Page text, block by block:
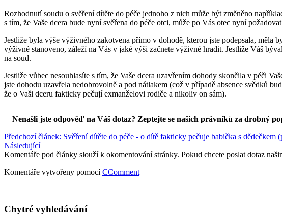
Rozhodnutí soudu o svěření dítěte do péče jednoho z nich může být změněno
s tím, že Vaše dcera bude nyní svěřena do péče otci, může po Vás otec nyní
Jestliže byla výše výživného zakotvena přímo v dohodě, kterou jste podepsala,
výživné stanoveno, záleží na Vás v jaké výši začnete výživné hradit. Jestliže Váš
na soud.
Jestliže vůbec nesouhlasíte s tím, že Vaše dcera uzavřením dohody skončila v péči
jste dohodu uzavřela nedobrovolně a pod nátlakem (což v případě absence svědků
že o Vaši dceru fakticky pečují exmanželovi rodiče a nikoliv on sám).
Nenašli jste odpověď na Váš dotaz? Zeptejte se našich právníků za drobný
Předchozí článek: Svěření dítěte do péče - o dítě fakticky pečuje babička s dědečkem
Následující
Komentáře pod články slouží k okomentování stránky. Pokud chcete poslat dotaz
Komentáře vytvořeny pomocíCComment
Chytré vyhledávání